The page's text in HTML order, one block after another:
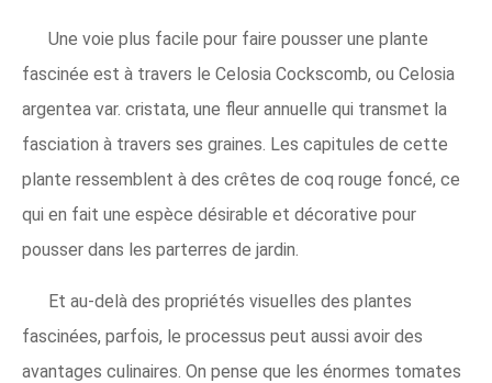
Une voie plus facile pour faire pousser une plante
fascinée est à travers le Celosia Cockscomb, ou Celosia
argentea var. cristata, une fleur annuelle qui transmet la
fasciation à travers ses graines. Les capitules de cette
plante ressemblent à des crêtes de coq rouge foncé, ce
qui en fait une espèce désirable et décorative pour
pousser dans les parterres de jardin.
Et au-delà des propriétés visuelles des plantes
fascinées, parfois, le processus peut aussi avoir des
avantages culinaires. On pense que les énormes tomates